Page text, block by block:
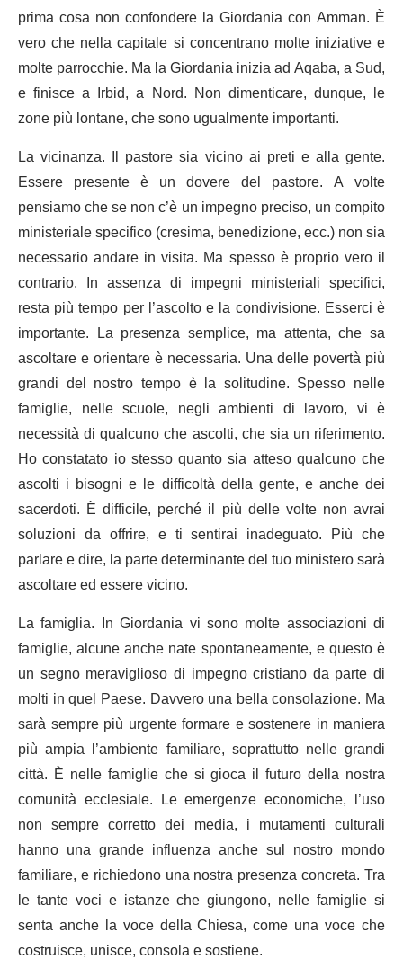
prima cosa non confondere la Giordania con Amman. È
vero che nella capitale si concentrano molte iniziative e
molte parrocchie. Ma la Giordania inizia ad Aqaba, a Sud,
e finisce a Irbid, a Nord. Non dimenticare, dunque, le
zone più lontane, che sono ugualmente importanti.
La vicinanza. Il pastore sia vicino ai preti e alla gente.
Essere presente è un dovere del pastore. A volte
pensiamo che se non c’è un impegno preciso, un compito
ministeriale specifico (cresima, benedizione, ecc.) non sia
necessario andare in visita. Ma spesso è proprio vero il
contrario. In assenza di impegni ministeriali specifici,
resta più tempo per l’ascolto e la condivisione. Esserci è
importante. La presenza semplice, ma attenta, che sa
ascoltare e orientare è necessaria. Una delle povertà più
grandi del nostro tempo è la solitudine. Spesso nelle
famiglie, nelle scuole, negli ambienti di lavoro, vi è
necessità di qualcuno che ascolti, che sia un riferimento.
Ho constatato io stesso quanto sia atteso qualcuno che
ascolti i bisogni e le difficoltà della gente, e anche dei
sacerdoti. È difficile, perché il più delle volte non avrai
soluzioni da offrire, e ti sentirai inadeguato. Più che
parlare e dire, la parte determinante del tuo ministero sarà
ascoltare ed essere vicino.
La famiglia. In Giordania vi sono molte associazioni di
famiglie, alcune anche nate spontaneamente, e questo è
un segno meraviglioso di impegno cristiano da parte di
molti in quel Paese. Davvero una bella consolazione. Ma
sarà sempre più urgente formare e sostenere in maniera
più ampia l’ambiente familiare, soprattutto nelle grandi
città. È nelle famiglie che si gioca il futuro della nostra
comunità ecclesiale. Le emergenze economiche, l’uso
non sempre corretto dei media, i mutamenti culturali
hanno una grande influenza anche sul nostro mondo
familiare, e richiedono una nostra presenza concreta. Tra
le tante voci e istanze che giungono, nelle famiglie si
senta anche la voce della Chiesa, come una voce che
costruisce, unisce, consola e sostiene.